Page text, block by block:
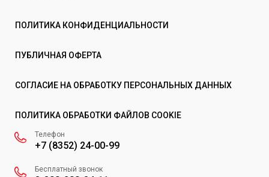
ПОЛИТИКА КОНФИДЕНЦИАЛЬНОСТИ
ПУБЛИЧНАЯ ОФЕРТА
СОГЛАСИЕ НА ОБРАБОТКУ ПЕРСОНАЛЬНЫХ ДАННЫХ
ПОЛИТИКА ОБРАБОТКИ ФАЙЛОВ COOKIE
Телефон
+7 (8352) 24-00-99
Бесплатный звонок